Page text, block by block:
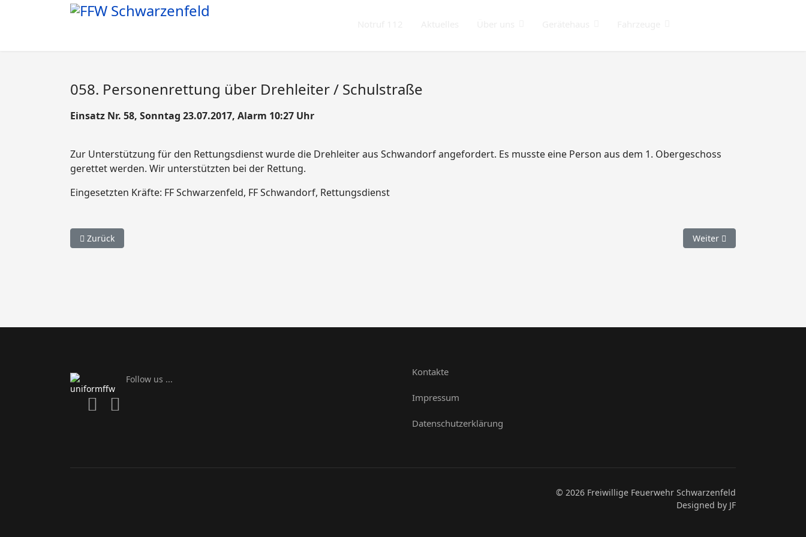
058. Personenrettung über Drehleiter / Schulstraße
Einsatz Nr. 58, Sonntag 23.07.2017, Alarm 10:27 Uhr
Zur Unterstützung für den Rettungsdienst wurde die Drehleiter aus Schwandorf angefordert. Es musste eine Person aus dem 1. Obergeschoss
gerettet werden. Wir unterstützten bei der Rettung.
Eingesetzten Kräfte: FF Schwarzenfeld, FF Schwandorf, Rettungsdienst
Vorheriger Beitrag: 059. VU mehrere Personen eingeklemmt / A93
Zurück Nächster Beitrag: 057.
Weiter
Follow us ...
Kontakte
Impressum
Datenschutzerklärung
© 2026 Freiwillige Feuerwehr Schwarzenfeld
Designed by JF